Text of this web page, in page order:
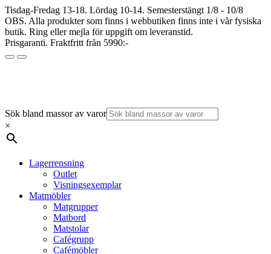
Tisdag-Fredag 13-18. Lördag 10-14. Semesterstängt 1/8 - 10/8
OBS. Alla produkter som finns i webbutiken finns inte i vår fysiska
butik. Ring eller mejla för uppgift om leveranstid.
Prisgaranti. Fraktfritt från 5990:-
Sök bland massor av varor
×
Lagerrensning
Outlet
Visningsexemplar
Matmöbler
Matgrupper
Matbord
Matstolar
Cafégrupp
Cafémöbler